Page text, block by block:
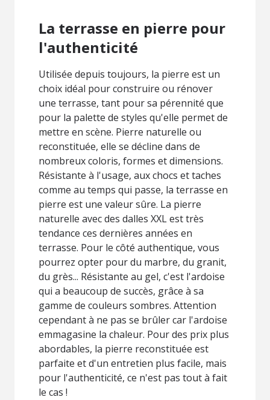
La terrasse en pierre pour
l'authenticité
Utilisée depuis toujours, la pierre est un
choix idéal pour construire ou rénover
une terrasse, tant pour sa pérennité que
pour la palette de styles qu'elle permet de
mettre en scène. Pierre naturelle ou
reconstituée, elle se décline dans de
nombreux coloris, formes et dimensions.
Résistante à l'usage, aux chocs et taches
comme au temps qui passe, la terrasse en
pierre est une valeur sûre. La pierre
naturelle avec des dalles XXL est très
tendance ces dernières années en
terrasse. Pour le côté authentique, vous
pourrez opter pour du marbre, du granit,
du grès... Résistante au gel, c'est l'ardoise
qui a beaucoup de succès, grâce à sa
gamme de couleurs sombres. Attention
cependant à ne pas se brûler car l'ardoise
emmagasine la chaleur. Pour des prix plus
abordables, la pierre reconstituée est
parfaite et d'un entretien plus facile, mais
pour l'authenticité, ce n'est pas tout à fait
le cas !